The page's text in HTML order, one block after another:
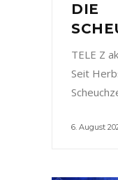
DIE
TELE Z
Seit
6. August